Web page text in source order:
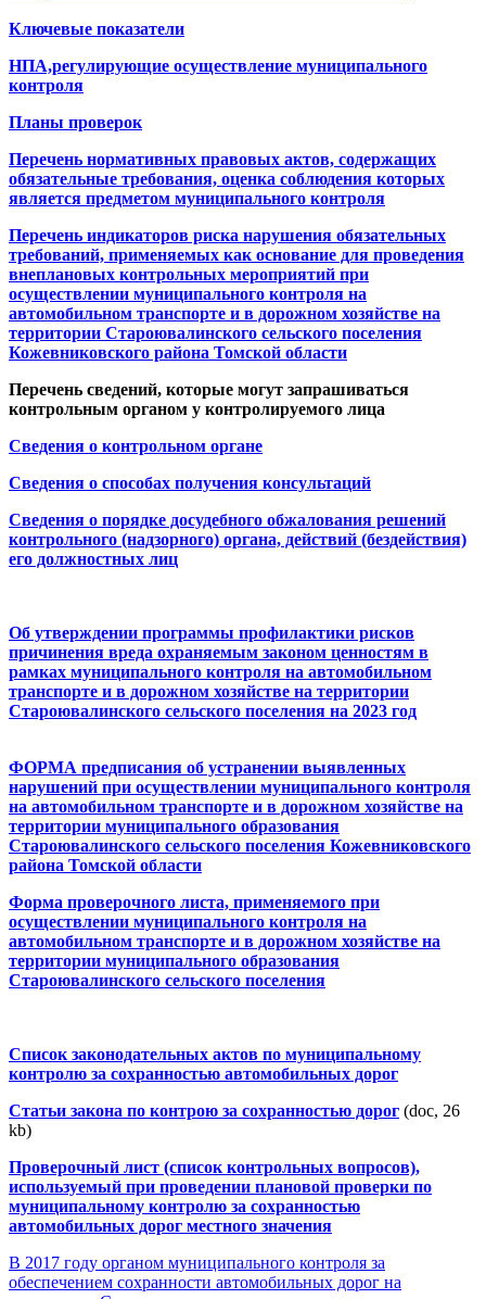
Ключевые показатели
НПА,регулирующие осуществление муниципального
контроля
Планы проверок
Перечень нормативных правовых актов, содержащих
обязательные требования, оценка соблюдения которых
является предметом муниципального контроля
Перечень индикаторов риска нарушения обязательных
требований, применяемых как основание для проведения
внеплановых контрольных мероприятий при
осуществлении муниципального контроля на
автомобильном транспорте и в дорожном хозяйстве на
территории Староювалинского сельского поселения
Кожевниковского района Томской области
Перечень сведений, которые могут запрашиваться
контрольным органом у контролируемого лица
Сведения о контрольном органе
Сведения о способах получения консультаций
Сведения о порядке досудебного обжалования решений
контрольного (надзорного) органа, действий (бездействия)
его должностных лиц
Об утверждении программы профилактики рисков
причинения вреда охраняемым законом ценностям в
рамках муниципального контроля на автомобильном
транспорте и в дорожном хозяйстве на территории
Староювалинского сельского поселения на 2023 год
ФОРМА предписания об устранении выявленных
нарушений при осуществлении муниципального контроля
на автомобильном транспорте и в дорожном хозяйстве на
территории муниципального образования
Староювалинского сельского поселения Кожевниковского
района Томской области
Форма проверочного листа, применяемого при
осуществлении муниципального контроля на
автомобильном транспорте и в дорожном хозяйстве на
территории муниципального образования
Староювалинского сельского поселения
Список законодательных актов по муниципальному
контролю за сохранностью автомобильных дорог
Статьи закона по контрою за сохранностью дорог (doc, 26
kb)
Проверочный лист (список контрольных вопросов),
используемый при проведении плановой проверки по
муниципальному контролю за сохранностью
автомобильных дорог местного значения
В 2017 году органом муниципального контроля за
обеспечением сохранности автомобильных дорог на